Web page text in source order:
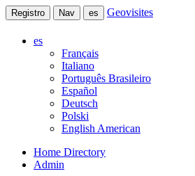
Registro Nav es Geovisites
es
Français
Italiano
Português Brasileiro
Español
Deutsch
Polski
English American
Home Directory
Admin